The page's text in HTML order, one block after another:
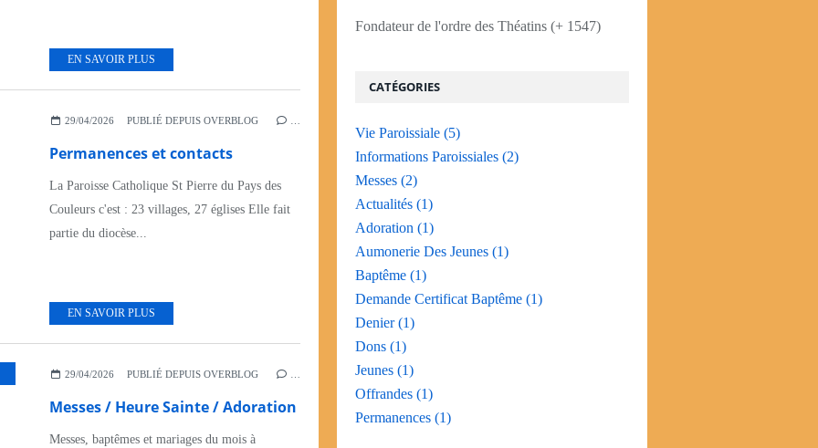
EN SAVOIR PLUS
29/04/2026 PUBLIÉ DEPUIS OVERBLOG
Permanences et contacts
La Paroisse Catholique St Pierre du Pays des
Couleurs c'est : 23 villages, 27 églises Elle fait
partie du diocèse...
EN SAVOIR PLUS
VIE PAROISSIALE MESSES
29/04/2026 PUBLIÉ DEPUIS OVERBLOG
Messes / Heure Sainte / Adoration
Messes, baptêmes et mariages du mois à
CATÉGORIES
Vie Paroissiale (5)
Informations Paroissiales (2)
Messes (2)
Actualités (1)
Adoration (1)
Aumonerie Des Jeunes (1)
Baptême (1)
Demande Certificat Baptême (1)
Denier(1)
Dons (1)
Jeunes (1)
Offrandes (1)
Permanences (1)
Fondateur de l'ordre des Théatins (+ 1547)